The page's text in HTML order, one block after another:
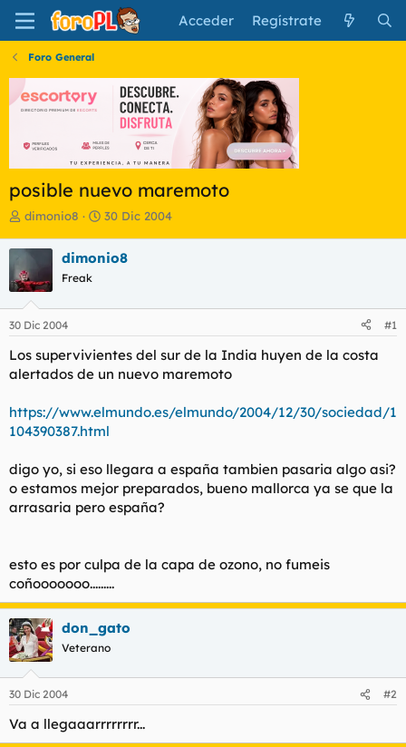
Acceder Regístrate
Foro General
posible nuevo maremoto
I
i
i
a
d
o
d
e
t
e
dimonio8
F
h
e
i
c
o
30 Dic 2004
dimonio8
Freak
30 Dic 2004 #1
Los supervivientes del sur de la India huyen de la costa
alertados de un nuevo maremoto
https://www.elmundo.es/elmundo/2004/12/30/sociedad/1
104390387.html
digo yo, si eso llegara a españa tambien pasaria algo asi?
o estamos mejor preparados, bueno mallorca ya se que la
arrasaria pero españa?
esto es por culpa de la capa de ozono, no fumeis
coñooooooo.........
don_gato
Veterano
30 Dic 2004 #2
Va a llegaaarrrrrrrr...